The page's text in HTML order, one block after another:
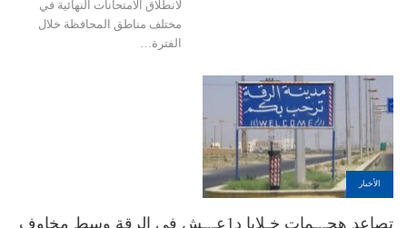
لانطلاق الامتحانات النهائية في
مختلف مناطق المحافظة خلال
الفترة…
الأخبار
تصاعد هجـ.ـمات خـلايا د1عـ.ـش في الرقة وسط مخاوف